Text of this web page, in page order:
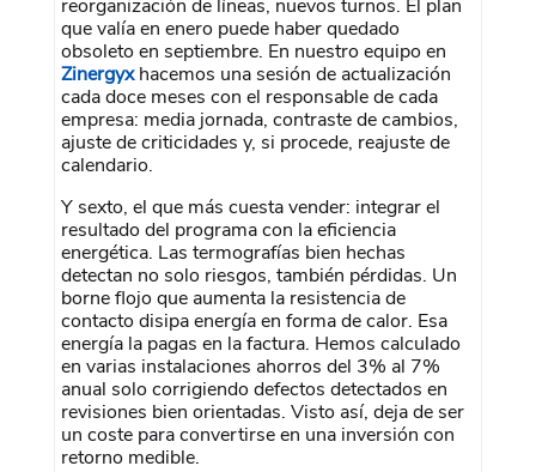
reorganización de líneas, nuevos turnos. El plan
que valía en enero puede haber quedado
obsoleto en septiembre. En nuestro equipo en
Zinergyxhacemos una sesión de actualización
cada doce meses con el responsable de cada
empresa: media jornada, contraste de cambios,
ajuste de criticidades y, si procede, reajuste de
calendario.
Y sexto, el que más cuesta vender: integrar el
resultado del programa con la eficiencia
energética. Las termografías bien hechas
detectan no solo riesgos, también pérdidas. Un
borne flojo que aumenta la resistencia de
contacto disipa energía en forma de calor. Esa
energía la pagas en la factura. Hemos calculado
en varias instalaciones ahorros del 3% al 7%
anual solo corrigiendo defectos detectados en
revisiones bien orientadas. Visto así, deja de ser
un coste para convertirse en una inversión con
retorno medible.